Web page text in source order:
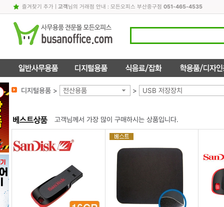
즐겨찾기 추가| 고객님의 거래점 안내 : 모든오피스 부산중구점 051-465-4535
디지털용품 > 전산용품 > USB 저장장치
고객님께서 가장 많이 구매하시는 상품입니다.